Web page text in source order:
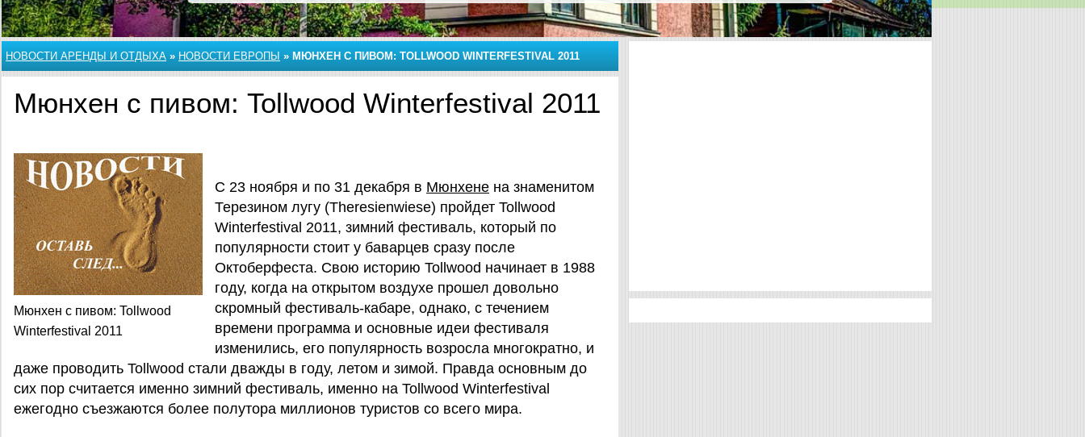
НОВОСТИ АРЕНДЫ И ОТДЫХА » НОВОСТИ ЕВРОПЫ » МЮНХЕН С ПИВОМ: TOLLWOOD WINTERFESTIVAL 2011
Мюнхен с пивом: Tollwood Winterfestival 2011
Мюнхен с пивом: Tollwood
Winterfestival 2011
С 23 ноября и по 31 декабря в Мюнхене на знаменитом
Терезином лугу (Theresienwiese) пройдет Tollwood
Winterfestival 2011, зимний фестиваль, который по
популярности стоит у баварцев сразу после
Октоберфеста. Свою историю Tollwood начинает в 1988
году, когда на открытом воздухе прошел довольно
скромный фестиваль-кабаре, однако, с течением
времени программа и основные идеи фестиваля
изменились, его популярность возросла многократно, и
даже проводить Tollwood стали дважды в году, летом и зимой. Правда основным до
сих пор считается именно зимний фестиваль, именно на Tollwood Winterfestival
ежегодно съезжаются более полутора миллионов туристов со всего мира.